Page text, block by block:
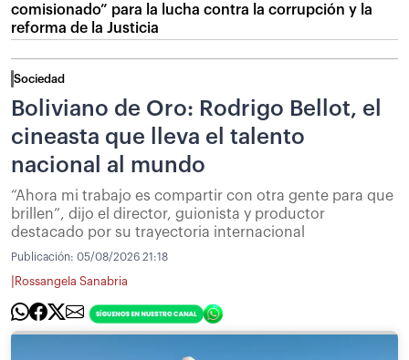
comisionado” para la lucha contra la corrupción y la
reforma de la Justicia
Sociedad
Boliviano de Oro: Rodrigo Bellot, el
cineasta que lleva el talento
nacional al mundo
“Ahora mi trabajo es compartir con otra gente para que
brillen”, dijo el director, guionista y productor
destacado por su trayectoria internacional
Publicación: 05/08/2026 21:18
Rossangela Sanabria